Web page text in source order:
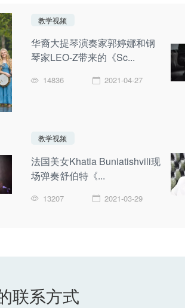
教学视频
华裔大提琴演奏家郭婷娜和钢
琴家LEO-Z带来的《Sc...
14836 2021-04-27
教学视频
法国美女Khatia Buniatishvili现
场弹奏舒伯特《...
13207 2021-03-29
联系方式